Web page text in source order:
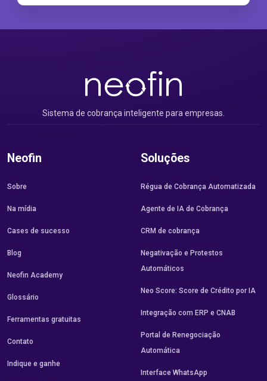
Sistema de cobrança inteligente para empresas.
Neofin
Sobre
Na mídia
Cases de sucesso
Blog
Neofin Academy
Glossário
Ferramentas gratuitas
Contato
Indique e ganhe
Soluções
Régua de Cobrança Automatizada
Agente de IA de Cobrança
CRM de cobrança
Negativação e Protestos
Automáticos
Neo Score: Score de Crédito por IA
Integração com ERP e CNAB
Portal de Renegociação
Automática
Interface WhatsApp